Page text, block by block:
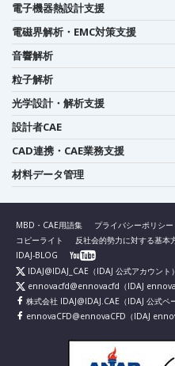
電子機器熱設計支援
電磁界解析・EMC対策支援
音響解析
粒子解析
光学設計・解析支援
設計者CAE
CAD連携・CAE業務支援
材料データ管理
MBD・CAE用語集 プライバシーポリシー
コピーライト
反社会的勢力に対する基本
IDAJ-BLOG
IDAJ@IDAJ_CAE （IDAJ 公式アカウント）
ennovacfd@ennovacfd （IDAJ
株式会社 IDAJ@IDAJ.CAE （IDAJ 公式ペ
ennovaCFD@ennovaCFD （IDAJ